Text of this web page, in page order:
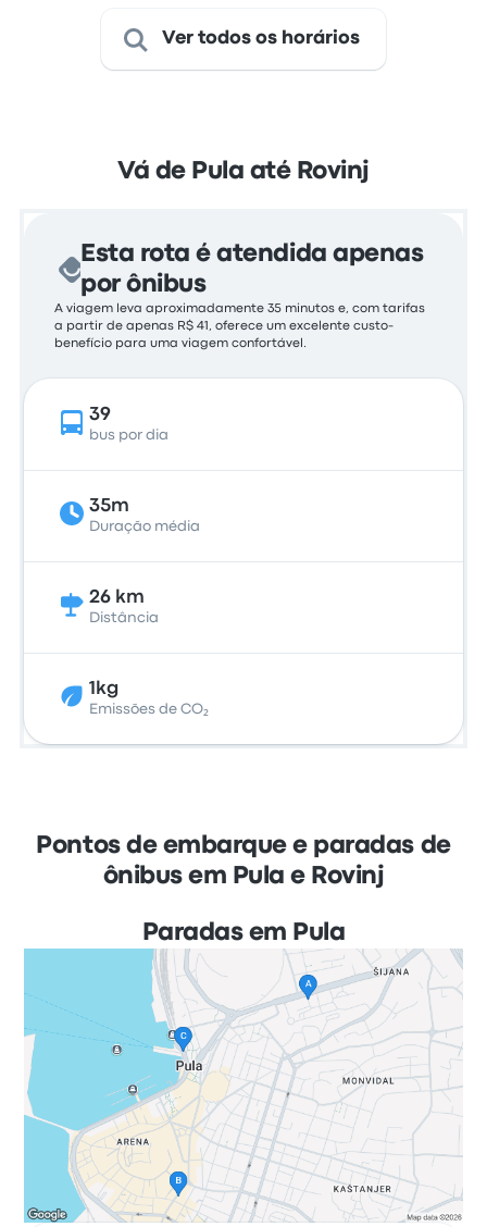
Ver todos os horários
Vá de Pula até Rovinj
Esta rota é atendida apenas
por ônibus
A viagem leva aproximadamente 35 minutos e, com tarifas
a partir de apenas R$ 41, oferece um excelente custo-
benefício para uma viagem confortável.
39
bus por dia
35m
Duração média
26 km
Distância
1kg
Emissões de CO₂
Pontos de embarque e paradas de
ônibus em Pula e Rovinj
Paradas em Pula